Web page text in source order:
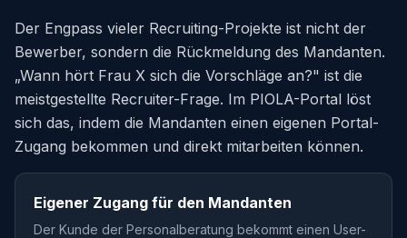
Der Engpass vieler Recruiting-Projekte ist nicht der
Bewerber, sondern die Rückmeldung des Mandanten.
„Wann hört Frau X sich die Vorschläge an?" ist die
meistgestellte Recruiter-Frage. Im PIOLA-Portal löst
sich das, indem die Mandanten einen eigenen Portal-
Zugang bekommen und direkt mitarbeiten können.
Eigener Zugang für den Mandanten
Der Kunde der Personalberatung bekommt einen User-